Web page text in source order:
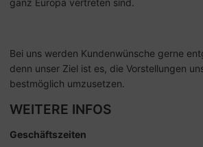
Bei uns werden Kundenwünsche gerne
denn unser Ziel ist es, die Vorstellungen
bestmöglich umzusetzen.
WEITERE INFOS
Geschäftszeiten